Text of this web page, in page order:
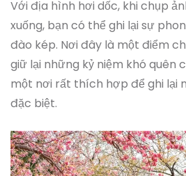
Với địa hình hơi dốc, khi chụp
xuống, bạn có thể ghi lại sự
đào kép. Nơi đây là một điểm
giữ lại những kỷ niệm khó quên
một nơi rất thích hợp để ghi lại
đặc biệt.